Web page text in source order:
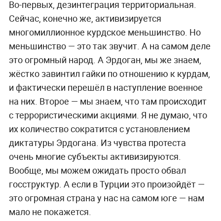
Во-первых, дезинтеграция территориальная.
Сейчас, конечно же, активизируется
многомиллионное курдское меньшинство. Но
меньшинство — это так звучит. А на самом деле
это огромный народ. А Эрдоган, мы же знаем,
жёстко завинтил гайки по отношению к курдам,
и фактически перешёл в наступление военное
на них. Второе — мы знаем, что там происходит
с террористическими акциями. Я не думаю, что
их количество сократится с установлением
диктатуры Эрдогана. Из чувства протеста
очень многие субъекты активизируются.
Вообще, мы можем ожидать просто обвал
госструктур. А если в Турции это произойдёт —
это огромная страна у нас на самом юге — нам
мало не покажется.